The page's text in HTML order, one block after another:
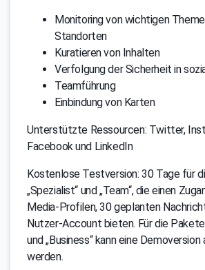
Monitoring von wichtigen
Standorten
Kuratieren von Inhalten
Verfolgung der Sicherheit in
Teamführung
Einbindung von Karten
Unterstützte Ressourcen: Twitter,
Facebook und LinkedIn
Kostenlose Testversion: 30 Tage für
„Spezialist“ und „Team“, die einen
Media-Profilen, 30 geplanten
Nutzer-Account bieten. Für die Pakete
und „Business“ kann eine
werden.